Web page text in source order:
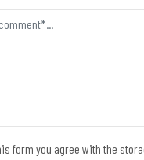
form you agree with the